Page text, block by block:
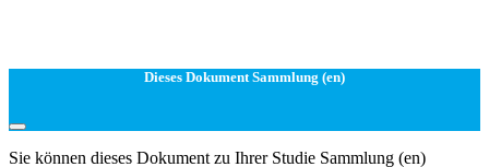
Dieses Dokument Sammlung (en)
Sie können dieses Dokument zu Ihrer Studie Sammlung (en)